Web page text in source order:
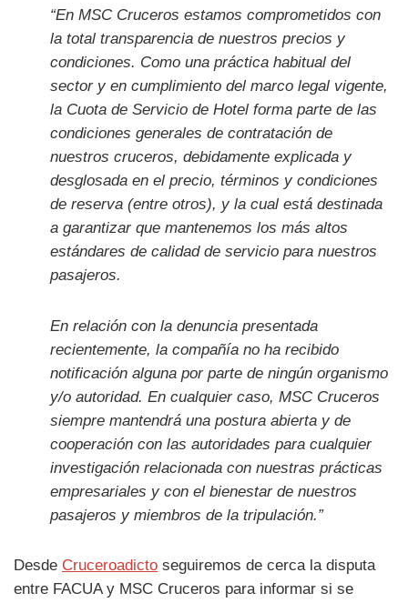
“En MSC Cruceros estamos comprometidos con
la total transparencia de nuestros precios y
condiciones. Como una práctica habitual del
sector y en cumplimiento del marco legal vigente,
la Cuota de Servicio de Hotel forma parte de las
condiciones generales de contratación de
nuestros cruceros, debidamente explicada y
desglosada en el precio, términos y condiciones
de reserva (entre otros), y la cual está destinada
a garantizar que mantenemos los más altos
estándares de calidad de servicio para nuestros
pasajeros.
En relación con la denuncia presentada
recientemente, la compañía no ha recibido
notificación alguna por parte de ningún organismo
y/o autoridad. En cualquier caso, MSC Cruceros
siempre mantendrá una postura abierta y de
cooperación con las autoridades para cualquier
investigación relacionada con nuestras prácticas
empresariales y con el bienestar de nuestros
pasajeros y miembros de la tripulación.”
Desde Cruceroadicto seguiremos de cerca la disputa
entre FACUA y MSC Cruceros para informar si se